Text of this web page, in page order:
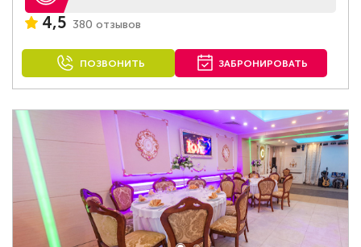
4,5 380 отзывов
ПОЗВОНИТЬ ЗАБРОНИРОВАТЬ